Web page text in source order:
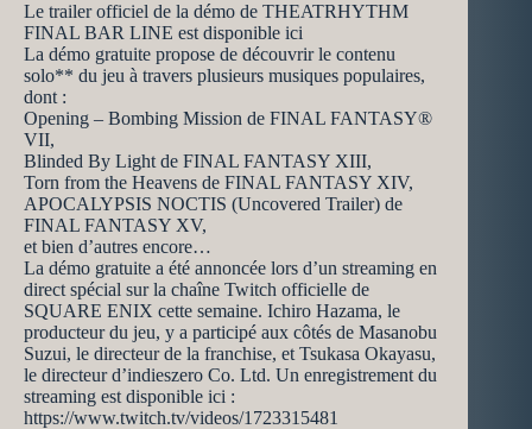
Le trailer officiel de la démo de THEATRHYTHM
FINAL BAR LINE est disponible ici
La démo gratuite propose de découvrir le contenu
solo** du jeu à travers plusieurs musiques populaires,
dont :
Opening – Bombing Mission de FINAL FANTASY®
VII,
Blinded By Light de FINAL FANTASY XIII,
Torn from the Heavens de FINAL FANTASY XIV,
APOCALYPSIS NOCTIS (Uncovered Trailer) de
FINAL FANTASY XV,
et bien d’autres encore…
La démo gratuite a été annoncée lors d’un streaming en
direct spécial sur la chaîne Twitch officielle de
SQUARE ENIX cette semaine. Ichiro Hazama, le
producteur du jeu, y a participé aux côtés de Masanobu
Suzui, le directeur de la franchise, et Tsukasa Okayasu,
le directeur d’indieszero Co. Ltd. Un enregistrement du
streaming est disponible ici :
https://www.twitch.tv/videos/1723315481